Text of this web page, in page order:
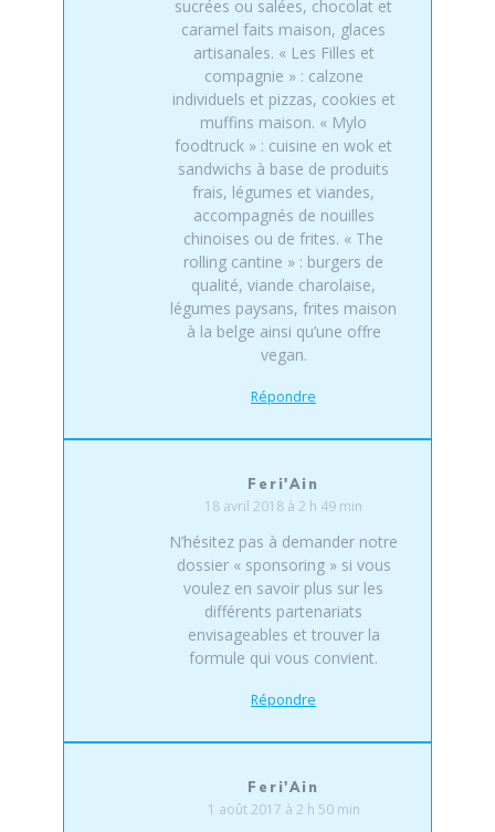
sucrées ou salées, chocolat et
caramel faits maison, glaces
artisanales. « Les Filles et
compagnie » : calzone
individuels et pizzas, cookies et
muffins maison. « Mylo
foodtruck » : cuisine en wok et
sandwichs à base de produits
frais, légumes et viandes,
accompagnés de nouilles
chinoises ou de frites. « The
rolling cantine » : burgers de
qualité, viande charolaise,
légumes paysans, frites maison
à la belge ainsi qu’une offre
vegan.
Répondre
Feri'Ain
18 avril 2018 à 2 h 49 min
N’hésitez pas à demander notre
dossier « sponsoring » si vous
voulez en savoir plus sur les
différents partenariats
envisageables et trouver la
formule qui vous convient.
Répondre
Feri'Ain
1 août 2017 à 2 h 50 min